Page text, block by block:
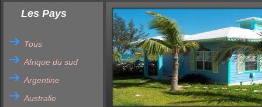
Les Pays
Tous
Afrique du sud
Argentine
Australie